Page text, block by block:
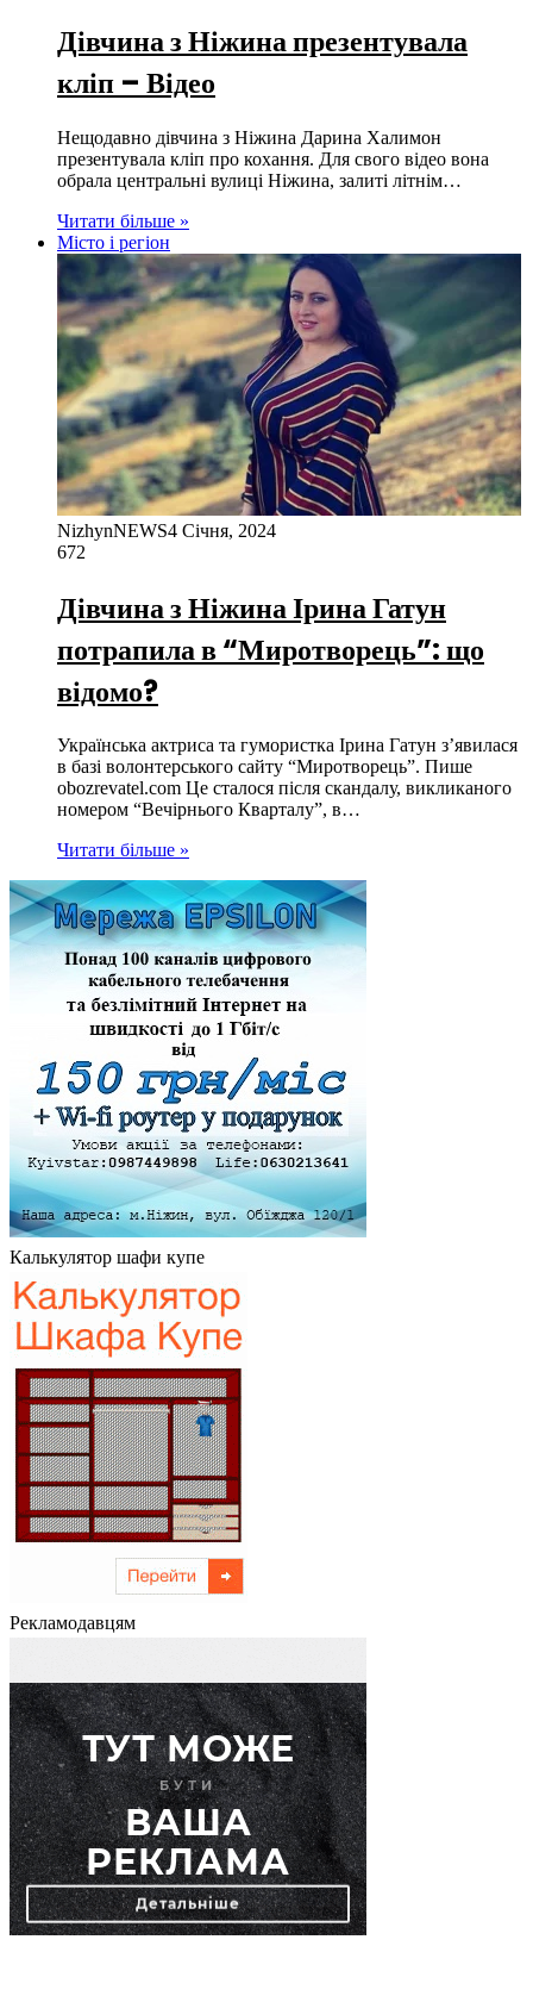
Дівчина з Ніжина презентувала
кліп – Відео
Нещодавно дівчина з Ніжина Дарина Халимон
презентувала кліп про кохання. Для свого відео вона
обрала центральні вулиці Ніжина, залиті літнім…
Читати більше »
Місто і регіон
NizhynNEWS4 Січня, 2024
672
Дівчина з Ніжина Ірина Гатун
потрапила в “Миротворець”: що
відомо?
Українська актриса та гумористка Ірина Гатун з’явилася
в базі волонтерського сайту “Миротворець”. Пише
obozrevatel.com Це сталося після скандалу, викликаного
номером “Вечірнього Кварталу”, в…
Читати більше »
Калькулятор шафи купе
Рекламодавцям